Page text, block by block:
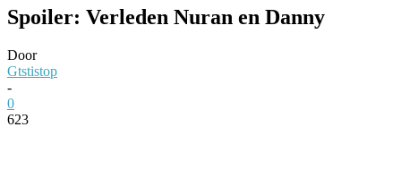
Spoiler: Verleden Nuran en Danny
Door
Gtstistop
-
0
623